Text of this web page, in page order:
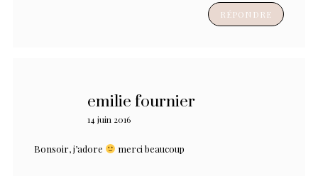
RÉPONDRE
emilie fournier
14 juin 2016
Bonsoir, j’adore merci beaucoup